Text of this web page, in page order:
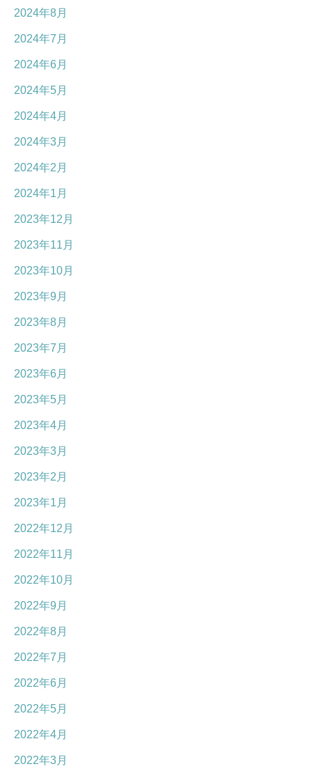
2024年8月
2024年7月
2024年6月
2024年5月
2024年4月
2024年3月
2024年2月
2024年1月
2023年12月
2023年11月
2023年10月
2023年9月
2023年8月
2023年7月
2023年6月
2023年5月
2023年4月
2023年3月
2023年2月
2023年1月
2022年12月
2022年11月
2022年10月
2022年9月
2022年8月
2022年7月
2022年6月
2022年5月
2022年4月
2022年3月